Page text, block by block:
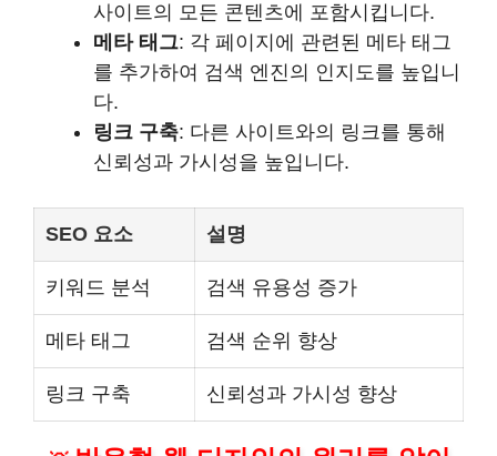
사이트의 모든 콘텐츠에 포함시킵니다.
메타 태그: 각 페이지에 관련된 메타 태그
를 추가하여 검색 엔진의 인지도를 높입니
다.
링크 구축: 다른 사이트와의 링크를 통해
신뢰성과 가시성을 높입니다.
SEO 요소 설명
키워드 분석 검색 유용성 증가
메타 태그 검색 순위 향상
링크 구축 신뢰성과 가시성 향상